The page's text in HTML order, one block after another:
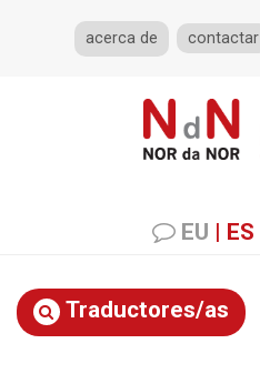
acerca de contactar
EU | ES
Traductores/as